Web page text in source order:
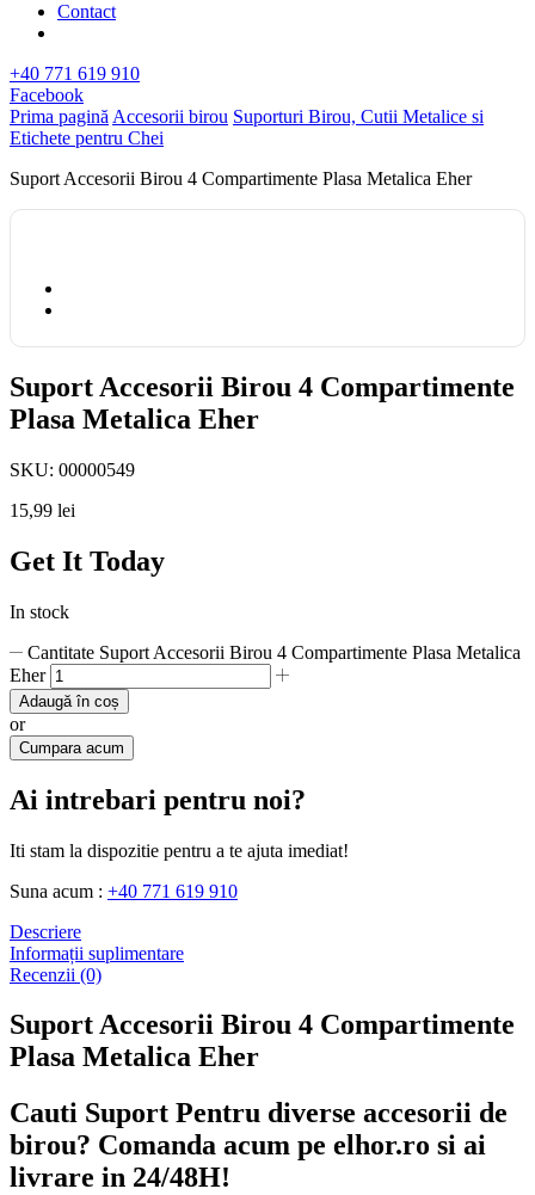
Contact
+40 771 619 910
Facebook
Prima pagină Accesorii birou Suporturi Birou, Cutii Metalice si
Etichete pentru Chei
Suport Accesorii Birou 4 Compartimente Plasa Metalica Eher
Suport Accesorii Birou 4 Compartimente
Plasa Metalica Eher
SKU: 00000549
15,99 lei
Get It Today
In stock
Cantitate Suport Accesorii Birou 4 Compartimente Plasa Metalica
Eher
Adaugă în coș
or
Cumpara acum
Ai intrebari pentru noi?
Iti stam la dispozitie pentru a te ajuta imediat!
Suna acum : +40 771 619 910
Descriere
Informații suplimentare
Recenzii (0)
Suport Accesorii Birou 4 Compartimente
Plasa Metalica Eher
Cauti Suport Pentru diverse accesorii de
birou? Comanda acum pe elhor.ro si ai
livrare in 24/48H!